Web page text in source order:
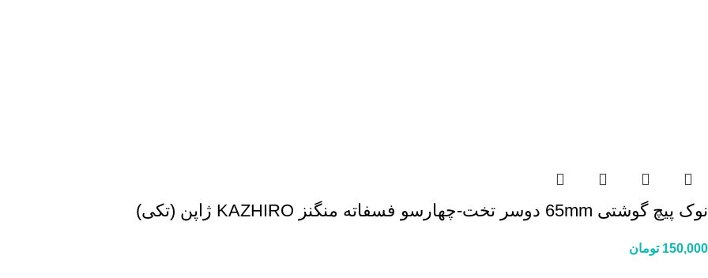
نوک پیچ گوشتی 65mm دوسر تخت-چهارسو فسفاته منگنز KAZHIRO ژاپن (تکی)
150,000 تومان